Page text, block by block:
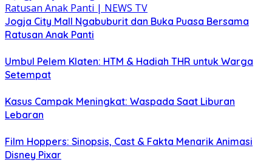
Jogja City Mall Ngabuburit dan Buka Puasa Bersama
Ratusan Anak Panti
Umbul Pelem Klaten: HTM & Hadiah THR untuk Warga
Setempat
Kasus Campak Meningkat: Waspada Saat Liburan
Lebaran
Film Hoppers: Sinopsis, Cast & Fakta Menarik Animasi
Disney Pixar